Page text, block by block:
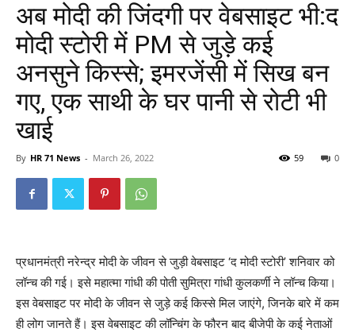
अब मोदी की जिंदगी पर वेबसाइट भी:द
मोदी स्टोरी में PM से जुड़े कई
अनसुने किस्से; इमरजेंसी में सिख बन
गए, एक साथी के घर पानी से रोटी भी
खाई
By HR 71 News - March 26, 2022 0
59
प्रधानमंत्री नरेन्द्र मोदी के जीवन से जुड़ी वेबसाइट ‘द मोदी स्टोरी’ शनिवार को
लॉन्च की गई। इसे महात्मा गांधी की पोती सुमित्रा गांधी कुलकर्णी ने लॉन्च किया।
इस वेबसाइट पर मोदी के जीवन से जुड़े कई किस्से मिल जाएंगे, जिनके बारे में कम
ही लोग जानते हैं। इस वेबसाइट की लॉन्चिंग के फौरन बाद बीजेपी के कई नेताओं